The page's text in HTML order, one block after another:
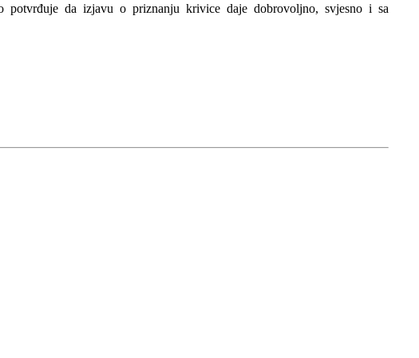
potvrđuje da izjavu o priznanju krivice daje dobrovoljno, svjesno i sa